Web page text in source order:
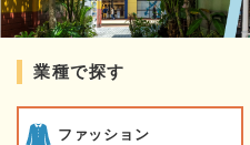
業種で探す
ファッション